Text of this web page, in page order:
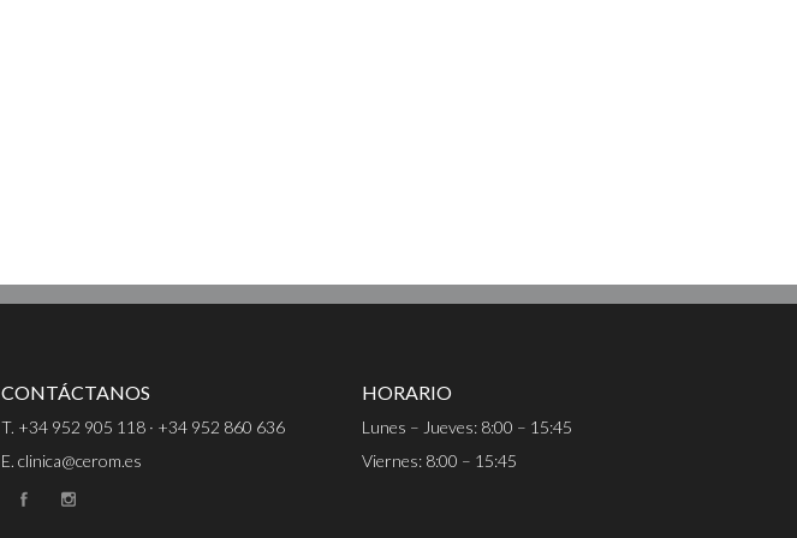
CONTÁCTANOS
T. +34 952 905 118 · +34 952 860 636
E. clinica@cerom.es
HORARIO
Lunes – Jueves: 8:00 – 15:45
Viernes: 8:00 – 15:45